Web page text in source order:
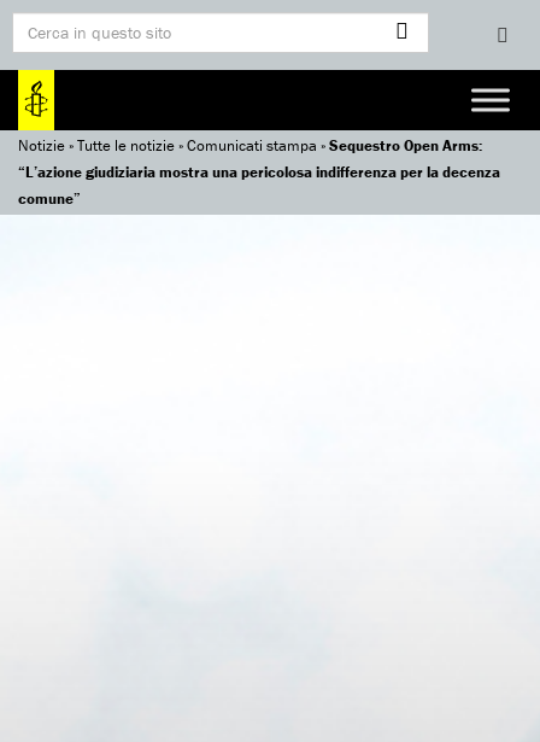
Notizie»Tutte le notizie»Comunicati stampa »Sequestro Open Arms:
“L’azione giudiziaria mostra una pericolosa indifferenza per la decenza
comune”